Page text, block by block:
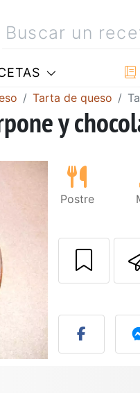
Tarta de queso
y
Postre